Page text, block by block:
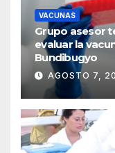
VACUNAS
Grupo asesor
evaluar la
Bundibugyo
AGOSTO 7,